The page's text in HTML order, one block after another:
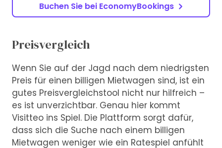
Buchen Sie bei EconomyBookings
Preisvergleich
Wenn Sie auf der Jagd nach dem niedrigsten
Preis für einen billigen Mietwagen sind, ist ein
gutes Preisvergleichstool nicht nur hilfreich –
es ist unverzichtbar. Genau hier kommt
Visitteo ins Spiel. Die Plattform sorgt dafür,
dass sich die Suche nach einem billigen
Mietwagen weniger wie ein Ratespiel anfühlt